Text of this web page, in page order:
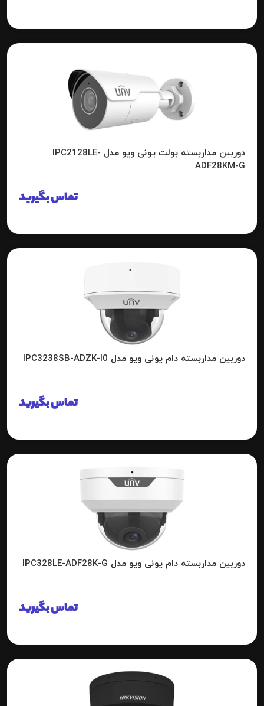
دوربین مداربسته بولت یونی ویو مدل IPC2128LE-
ADF28KM-G
تماس بگیرید
دوربین مداربسته دام یونی ویو مدل IPC3238SB-ADZK-I0
تماس بگیرید
دوربین مداربسته دام یونی ویو مدل IPC328LE-ADF28K-G
تماس بگیرید